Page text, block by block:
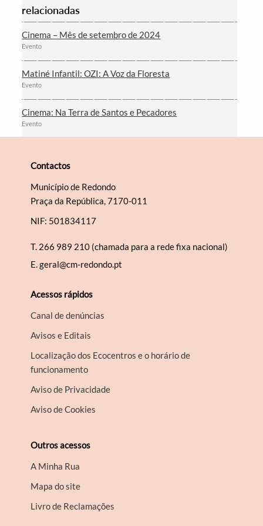
relacionadas
Cinema – Mês de setembro de 2024
Evento
Matiné Infantil: OZI: A Voz da Floresta
Evento
Cinema: Na Terra de Santos e Pecadores
Evento
Contactos
Município de Redondo
Praça da República, 7170-011
NIF: 501834117
T. 266 989 210 (chamada para a rede fixa nacional)
E.geral@cm-redondo.pt
Acessos rápidos
Canal de denúncias
Avisos e Editais
Localização dos Ecocentros e o horário de
funcionamento
Aviso de Privacidade
Aviso de Cookies
Outros acessos
A Minha Rua
Mapa do site
Livro de Reclamações